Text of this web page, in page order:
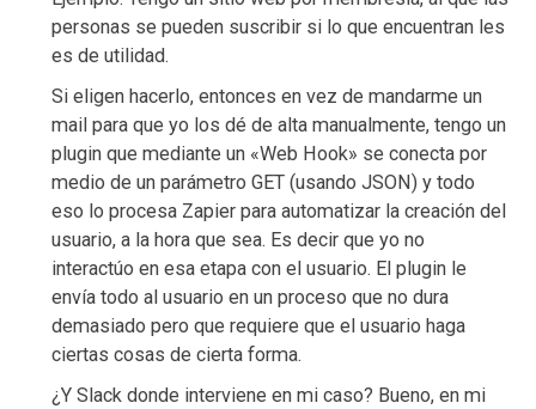
personas se pueden suscribir si lo que encuentran les
es de utilidad.
Si eligen hacerlo, entonces en vez de mandarme un
mail para que yo los dé de alta manualmente, tengo un
plugin que mediante un «Web Hook» se conecta por
medio de un parámetro GET (usando JSON) y todo
eso lo procesa Zapier para automatizar la creación del
usuario, a la hora que sea. Es decir que yo no
interactúo en esa etapa con el usuario. El plugin le
envía todo al usuario en un proceso que no dura
demasiado pero que requiere que el usuario haga
ciertas cosas de cierta forma.
¿Y Slack donde interviene en mi caso? Bueno, en mi